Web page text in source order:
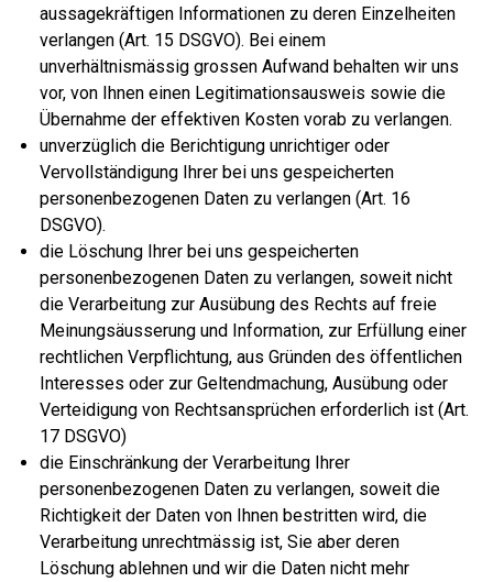
aussagekräftigen Informationen zu deren Einzelheiten
verlangen (Art. 15 DSGVO). Bei einem
unverhältnismässig grossen Aufwand behalten wir uns
vor, von Ihnen einen Legitimationsausweis sowie die
Übernahme der effektiven Kosten vorab zu verlangen.
unverzüglich die Berichtigung unrichtiger oder
Vervollständigung Ihrer bei uns gespeicherten
personenbezogenen Daten zu verlangen (Art. 16
DSGVO).
die Löschung Ihrer bei uns gespeicherten
personenbezogenen Daten zu verlangen, soweit nicht
die Verarbeitung zur Ausübung des Rechts auf freie
Meinungsäusserung und Information, zur Erfüllung einer
rechtlichen Verpflichtung, aus Gründen des öffentlichen
Interesses oder zur Geltendmachung, Ausübung oder
Verteidigung von Rechtsansprüchen erforderlich ist (Art.
17 DSGVO)
die Einschränkung der Verarbeitung Ihrer
personenbezogenen Daten zu verlangen, soweit die
Richtigkeit der Daten von Ihnen bestritten wird, die
Verarbeitung unrechtmässig ist, Sie aber deren
Löschung ablehnen und wir die Daten nicht mehr